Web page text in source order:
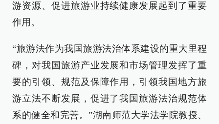
游资源、促进旅游业持续健康发展起到了重要
作用。
“旅游法作为我国旅游法治体系建设的重大里程
碑，对我国旅游产业发展和市场管理发挥了重
要的引领、规范及保障作用，引领我国地方旅
游立法不断发展，促进了我国旅游法治规范体
系的健全和完善。”湖南师范大学法学院教授、